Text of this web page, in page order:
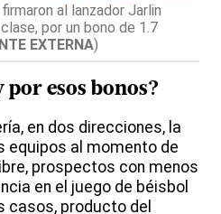
al lanzador Jarlin
por un bono de 1.7
EXTERNA)
por esos bonos?
en dos direcciones, la
equipos al momento de
prospectos con menos
en el juego de béisbol
casos, producto del